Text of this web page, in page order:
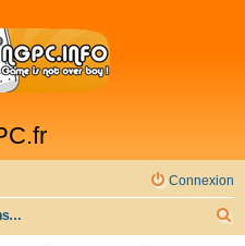
Connexion
Foire aux questions (Questions posées fréquemment)